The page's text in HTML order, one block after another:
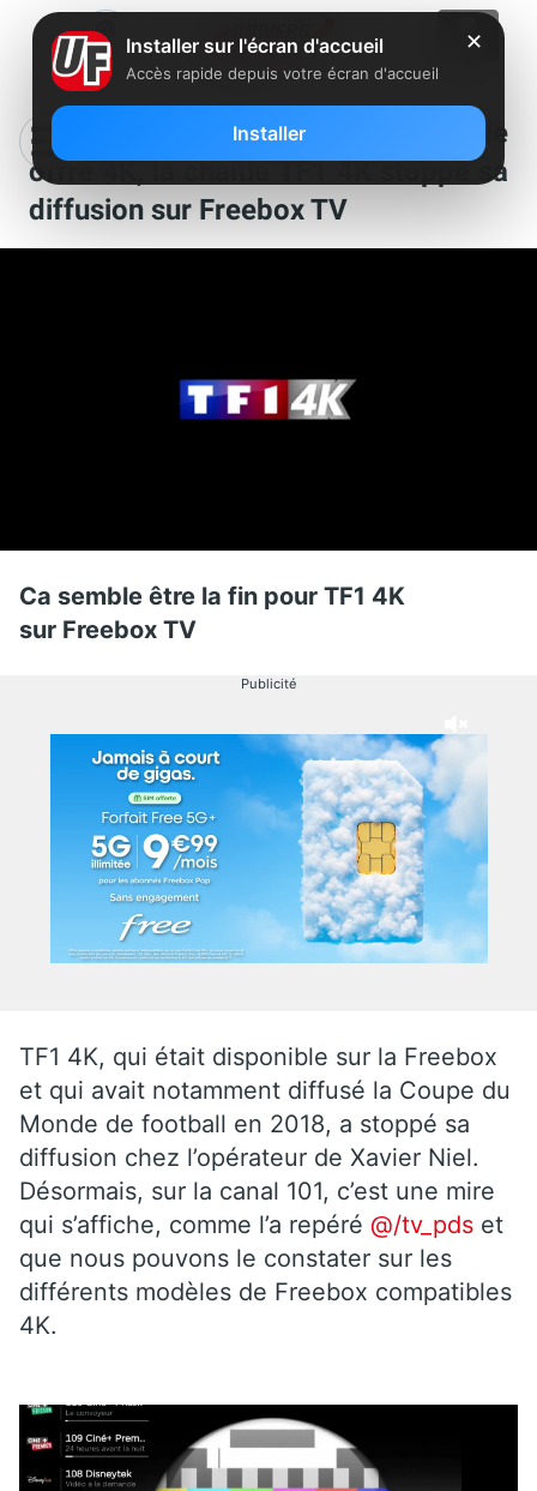
Alors que TF1 va lancer une nouvelle
offre 4K, la chaîne TF1 4K stoppe sa
diffusion sur Freebox TV
Ca semble être la fin pour TF1 4K
sur Freebox TV
Publicité
TF1 4K, qui était disponible sur la Freebox
et qui avait notamment diffusé la Coupe du
Monde de football en 2018, a stoppé sa
diffusion chez l’opérateur de Xavier Niel.
Désormais, sur la canal 101, c’est une mire
qui s’affiche, comme l’a repéré @/tv_pds et
que nous pouvons le constater sur les
différents modèles de Freebox compatibles
4K.
✕
Installer sur l'écran d'accueil
Accès rapide depuis votre écran d'accueil
Installer